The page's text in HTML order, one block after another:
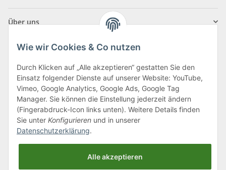
Über uns
Klagenfurter Straße 29
9556 Liebenfels
Montag bis Donnerstag: 8:00 bis 16:30 Uhr
Freitag: 8:00 bis 12:00 Uhr
Tel.:0043 (0) 4262 50900
office@cncshop.at
Wie wir Cookies & Co nutzen
Durch Klicken auf „Alle akzeptieren“ gestatten Sie den
Einsatz folgender Dienste auf unserer Website: YouTube,
Vimeo, Google Analytics, Google Ads, Google Tag
Manager. Sie können die Einstellung jederzeit ändern
(Fingerabdruck-Icon links unten). Weitere Details finden
Sie unter Konfigurieren und in unserer
Datenschutzerklärung.
Alle akzeptieren